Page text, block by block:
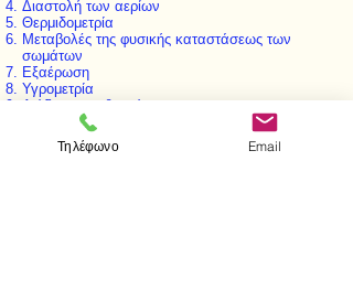
Διαστολή των αερίων
Θερμιδομετρία
Μεταβολές της φυσικής καταστάσεως των
σωμάτων
Εξαέρωση
Υγρομετρία
Διάδοση της θερμότητας
Θερμοδυναμική
Θερμικές μηχανές
Προβλήματα
Τηλέφωνο Email